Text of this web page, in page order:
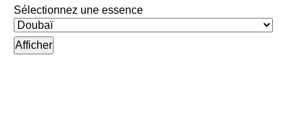
Sélectionnez une essence